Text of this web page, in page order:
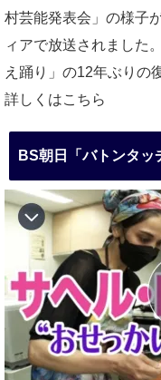
村芸能発表会」の様子
ィアで放送されました
え踊り」の12年ぶり
詳しくはこちら
BS朝日「バトンタッ